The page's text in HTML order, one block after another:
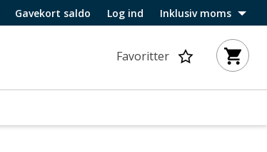
Gavekort saldo Log ind Inklusiv moms
Favoritter